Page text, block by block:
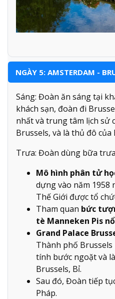
NGÀY 5: AMSTERDAM -
Sáng: Đoàn ăn sáng tại
khách sạn, đoàn đi
nhất và trung tâm lịch sử
Brussels, và là thủ đô của
Trưa: Đoàn dùng bữa
Mô hình phân tử
dựng vào năm 1958
Thế Giới được tổ
Tham quan bức
tè Manneken Pis
Grand Palace
Thành phố
tính bước ngoặt và
Brussels, Bỉ.
Sau đó, Đoàn tiếp
Pháp.